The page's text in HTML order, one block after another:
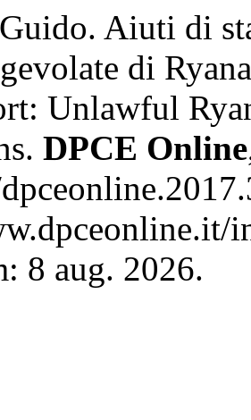
Aiuti di
di
Unlawful
DPCE Online
8 aug. 2026.